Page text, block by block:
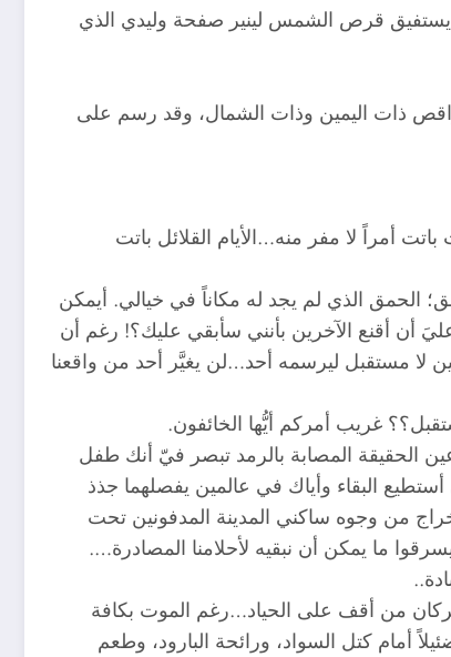
يستفيق قرص الشمس لينير صفحة وليدي الذي
ذات اليمين وذات الشمال، وقد رسم على
أمراً لا مفر منه…الأيام القلائل باتت
الحمق الذي لم يجد له مكاناً في خيالي. أيمكن
أن أقنع الآخرين بأنني سأبقي عليك؟! رغم أن
لا مستقبل ليرسمه أحد…لن يغيَّر أحد من واقعنا
غريب أمركم أيُّها الخائفون.
الحقيقة المصابة بالرمد تبصر فيّ أنك طفل
أستطيع البقاء وأياك في عالمين يفصلهما جذذ
من وجوه ساكني المدينة المدفونين تحت
ما يمكن أن نبقيه لأحلامنا المصادرة….
من أقف على الحياد…رغم الموت بكافة
أمام كتل السواد، ورائحة البارود، وطعم